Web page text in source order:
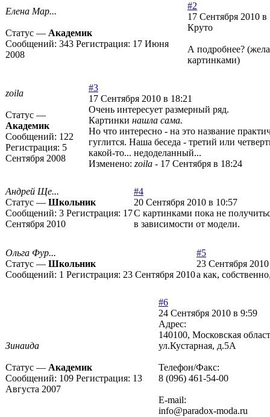
Елена Мар...
Статус — Академик
Сообщений: 343 Регистрация: 17 Июня
2008
#2
17 Сентября 2010 в
Круто
А подробнее?
картинками)
zoila
Статус —
Академик
Сообщений: 122
Регистрация: 5
Сентября 2008
#3
17 Сентября 2010 в 18:21
Очень интересует размерный ряд.
Картинки нашла сама.
Но что интересно - на это название
гуглится. Наша беседа - третий или
какой-то... недоделанный...
Изменено: zoila - 17 Сентября в 18:24
Андрей Ще...
Статус — Школьник
Сообщений: 3 Регистрация: 17
Сентября 2010
#4
20 Сентября 2010 в 10:57
С картинками пока не
в зависимости от модели.
Ольга Фур...
Статус — Школьник
Сообщений: 1 Регистрация: 23 Сентября 2010
#5
23 Сентября
а как,
Зинаида
Статус — Академик
Сообщений: 109 Регистрация: 13
Августа 2007
#6
24 Сентября 2010 в 9:59
Адрес:
140100, Московская
ул.Кустарная, д.5А
Телефон/Факс:
8 (096) 461-54-00
E-mail:
info@paradox-moda.ru